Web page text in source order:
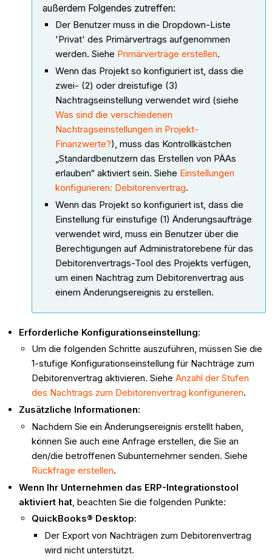
außerdem Folgendes zutreffen:
Der Benutzer muss in die Dropdown-Liste
'Privat' des Primärvertrags aufgenommen
werden. Siehe Primärverträge erstellen.
Wenn das Projekt so konfiguriert ist, dass die
zwei- (2) oder dreistufige (3)
Nachtragseinstellung verwendet wird (siehe
Was sind die verschiedenen
Nachtragseinstellungen in Projekt-
Finanzwerte?), muss das Kontrollkästchen
„Standardbenutzern das Erstellen von PÄAs
erlauben“ aktiviert sein. Siehe Einstellungen
konfigurieren: Debitorenvertrag.
Wenn das Projekt so konfiguriert ist, dass die
Einstellung für einstufige (1) Änderungsaufträge
verwendet wird, muss ein Benutzer über die
Berechtigungen auf Administratorebene für das
Debitorenvertrags-Tool des Projekts verfügen,
um einen Nachtrag zum Debitorenvertrag aus
einem Änderungsereignis zu erstellen.
Erforderliche Konfigurationseinstellung:
Um die folgenden Schritte auszuführen, müssen Sie die
1-stufige Konfigurationseinstellung für Nachträge zum
Debitorenvertrag aktivieren. SieheAnzahl der Stufen
des Nachtrags zum Debitorenvertrag konfigurieren.
Zusätzliche Informationen:
Nachdem Sie ein Änderungsereignis erstellt haben,
können Sie auch eine Anfrage erstellen, die Sie an
den/die betroffenen Subunternehmer senden. Siehe
Rückfrage erstellen.
Wenn Ihr Unternehmen das ERP-Integrationstool
aktiviert hat , beachten Sie die folgenden Punkte:
QuickBooks® Desktop:
Der Export von Nachträgen zum Debitorenvertrag
wird nicht unterstützt.